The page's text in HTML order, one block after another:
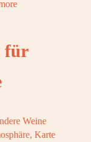
für
Weine
Karte